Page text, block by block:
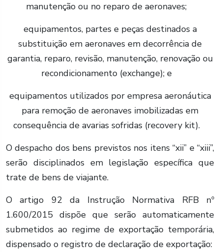
manutenção ou no reparo de aeronaves;
equipamentos, partes e peças destinados a
substituição em aeronaves em decorrência de
garantia, reparo, revisão, manutenção, renovação ou
recondicionamento (exchange); e
equipamentos utilizados por empresa aeronáutica
para remoção de aeronaves imobilizadas em
consequência de avarias sofridas (recovery kit).
O despacho dos bens previstos nos itens “xii” e “xiii”,
serão disciplinados em legislação específica que
trate de bens de viajante.
O artigo 92 da Instrução Normativa RFB nº
1.600/2015 dispõe que serão automaticamente
submetidos ao regime de exportação temporária,
dispensado o registro de declaração de exportação: